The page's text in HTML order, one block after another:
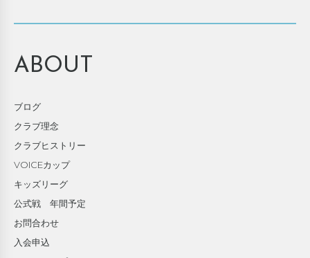
ABOUT
ブログ
クラブ理念
クラブヒストリー
VOICEカップ
キッズリーグ
公式戦 年間予定
お問合わせ
入会申込